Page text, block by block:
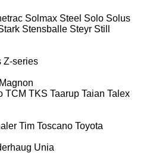
Solmax Steel Solo Solus
Stensballe Steyr Still
Z-series
Magnon
TCM TKS Taarup Taian Talex
Tim Toscano Toyota
Unia